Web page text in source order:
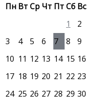
Пн ВтСр Чт ПтСб Вс
1
2
3
4 5 6 7 8
9
10 11 12 13 14 15 16
17 18 19 20 21 22 23
24 25 26 27 28 29 30